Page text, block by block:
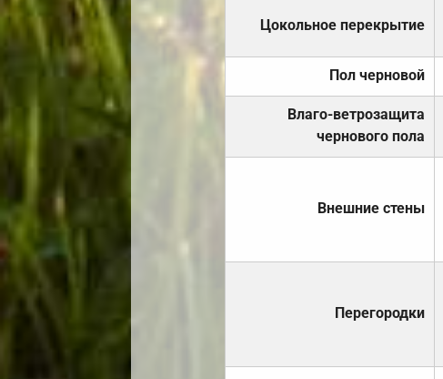
Цокольное перекрытие
Пол черновой
Влаго-ветрозащита
чернового пола
Внешние стены
Перегородки